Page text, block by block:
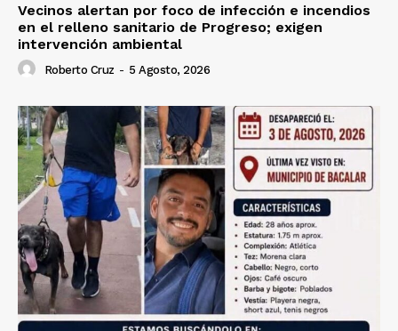
Vecinos alertan por foco de infección e incendios
en el relleno sanitario de Progreso; exigen
intervención ambiental
Roberto Cruz - 5 Agosto, 2026